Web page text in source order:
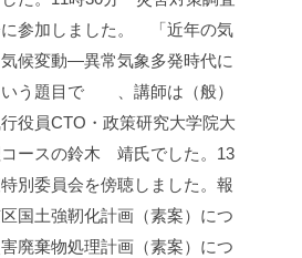
参加しました。
「近年の気
候変動—異常気象多発時代に
う題目で 、講師は（般）
役員CTO・政策研究大学院大
ースの鈴木 靖氏でした。 13
別委員会を傍聴しました。報
国土強靭化計画（素案）につ
廃棄物処理計画（素案）につ